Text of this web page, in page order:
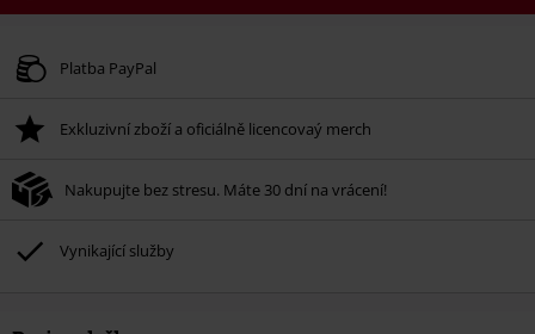
Platné do 8/9/26
Po zadání kódu v košíku, se sleva uplatní automaticky.
Nelze kombinovat s jinými akciovými kódy. Sleva se nevztahuje na: knihy,
média, vstupenky, Rammstein, (Till) Lindemann, Böhse Onkelz, Broilers, Die
podpoříte nadaci.
Platba PayPal
Exkluzivní zboží a oficiálně licencovaý merch
Nakupujte bez stresu. Máte 30 dní na vrácení!
Vynikající služby